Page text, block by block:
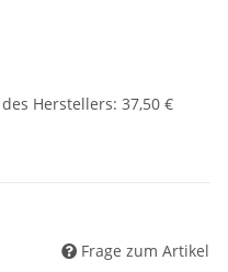
Herstellers: 37,50 €
Frage zum Artikel